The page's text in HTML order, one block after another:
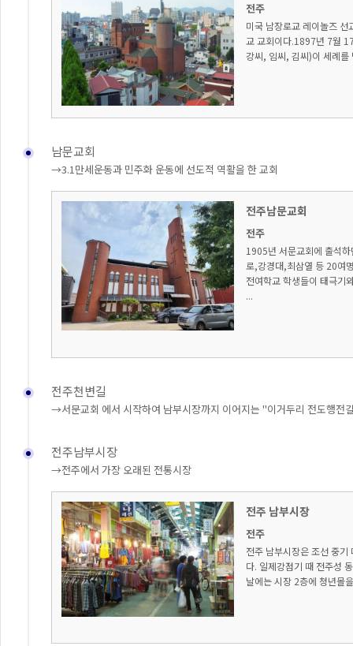
전주
미국 남장로교 레이놀즈
교 교회이다.1897년 7월
강씨, 임씨, 김씨)이 세례를
남문교회
→3.1만세운동과 민주화 운동에 선도적 역활을 한 교회
전주남문교회
전주
1905년 서문교회에 출석
로,강경대,최삼열 등 20여
전여학교 학생들이 태극기
...
전주천변길
→서문교회 에서 시작하여 남부시장까지 이어지는 "이거두리 전도행전
전주남부시장
→전주에서 가장 오래된 전통시장
전주 남부시장
전주
전주 남부시장은 조선 중
다. 일제강점기 때 전주성
날에는 시장 2층에 청년몰